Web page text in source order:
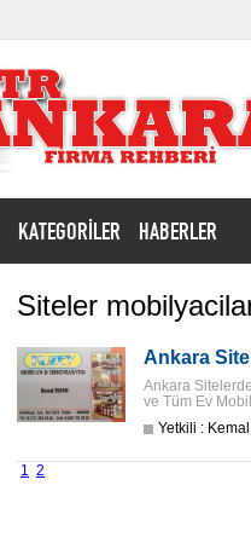
KATEGORİLER HABERLER
Siteler
Ankara
Ankara
ve Tüm Ev
Yetkili :
1 2